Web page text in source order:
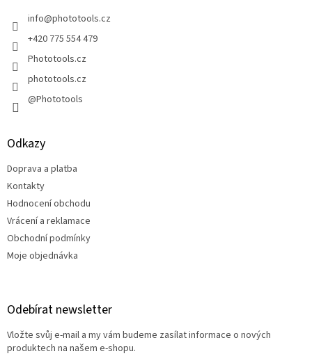
info@phototools.cz
+420 775 554 479
Phototools.cz
phototools.cz
@Phototools
Odkazy
Doprava a platba
Kontakty
Hodnocení obchodu
Vrácení a reklamace
Obchodní podmínky
Moje objednávka
Odebírat newsletter
Vložte svůj e-mail a my vám budeme zasílat informace o nových
produktech na našem e-shopu.